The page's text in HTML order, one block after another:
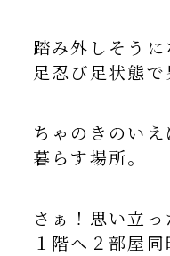
踏み外しそう
足忍び足状態で
ちゃのきのい
暮らす場所。
さぁ！思い立
１階へ２部屋